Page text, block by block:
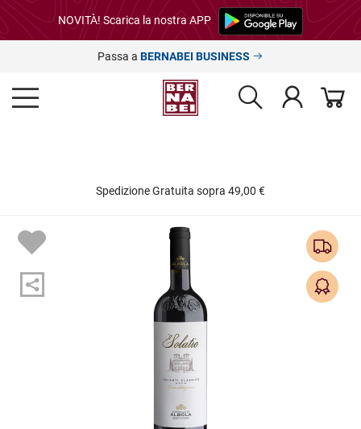
NOVITÀ! Scarica la nostra APP
Passa a BERNABEI BUSINESS
Spedizione Gratuita sopra 49,00 €